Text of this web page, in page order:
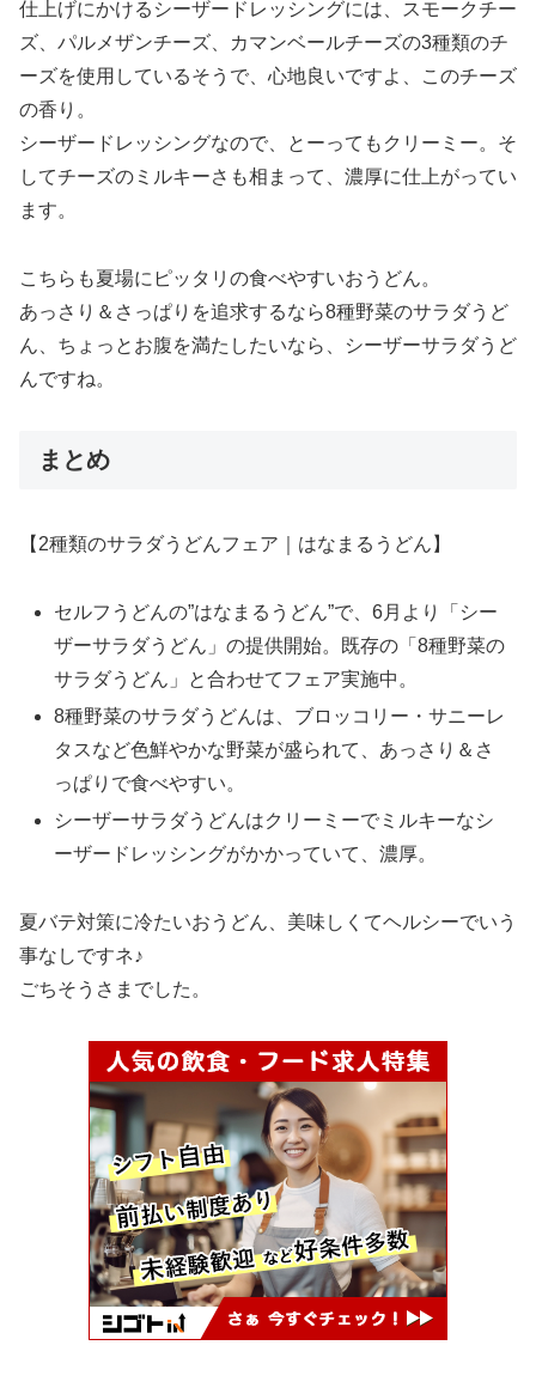
仕上げにかけるシーザードレッシングには、スモークチー
ズ、パルメザンチーズ、カマンベールチーズの3種類のチ
ーズを使用しているそうで、心地良いですよ、このチーズ
の香り。
シーザードレッシングなので、とーってもクリーミー。そ
してチーズのミルキーさも相まって、濃厚に仕上がってい
ます。
こちらも夏場にピッタリの食べやすいおうどん。
あっさり＆さっぱりを追求するなら8種野菜のサラダうど
ん、ちょっとお腹を満たしたいなら、シーザーサラダうど
んですね。
まとめ
【2種類のサラダうどんフェア｜はなまるうどん】
セルフうどんの”はなまるうどん”で、6月より「シー
ザーサラダうどん」の提供開始。既存の「8種野菜の
サラダうどん」と合わせてフェア実施中。
8種野菜のサラダうどんは、ブロッコリー・サニーレ
タスなど色鮮やかな野菜が盛られて、あっさり＆さ
っぱりで食べやすい。
シーザーサラダうどんはクリーミーでミルキーなシ
ーザードレッシングがかかっていて、濃厚。
夏バテ対策に冷たいおうどん、美味しくてヘルシーでいう
事なしですネ♪
ごちそうさまでした。